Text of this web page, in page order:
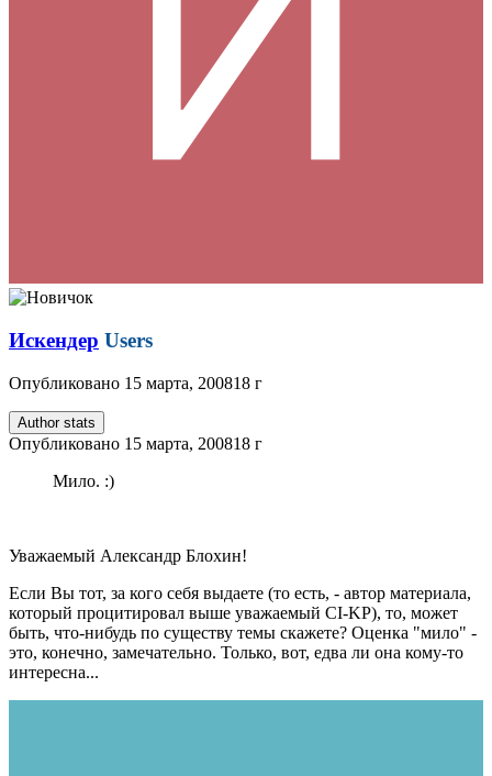
Искендер Users
Опубликовано 15 марта, 200818 г
Author stats
Опубликовано 15 марта, 200818 г
Мило. :)
Уважаемый Александр Блохин!
Если Вы тот, за кого себя выдаете (то есть, - автор материала,
который процитировал выше уважаемый CI-KP), то, может
быть, что-нибудь по существу темы скажете? Оценка "мило" -
это, конечно, замечательно. Только, вот, едва ли она кому-то
интересна...